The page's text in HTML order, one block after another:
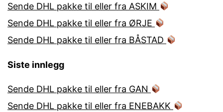
Sende DHL pakke til eller fra ASKIM
Sende DHL pakke til eller fra ØRJE
Sende DHL pakke til eller fra BÅSTAD
Siste innlegg
Sende DHL pakke til eller fra GAN
Sende DHL pakke til eller fra ENEBAKK